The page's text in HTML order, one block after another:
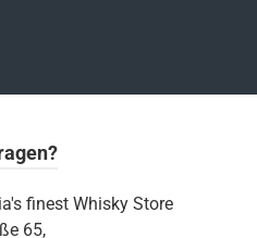
finest Whisky Store
65,